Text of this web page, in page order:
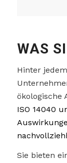
WAS
Hinter
ökologische
ISO 14040
Sie bieten